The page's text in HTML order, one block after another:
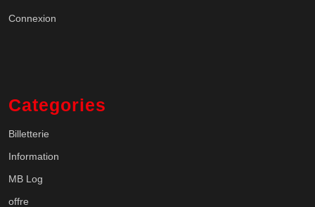
Connexion
Categories
Billetterie
Information
MB Log
offre